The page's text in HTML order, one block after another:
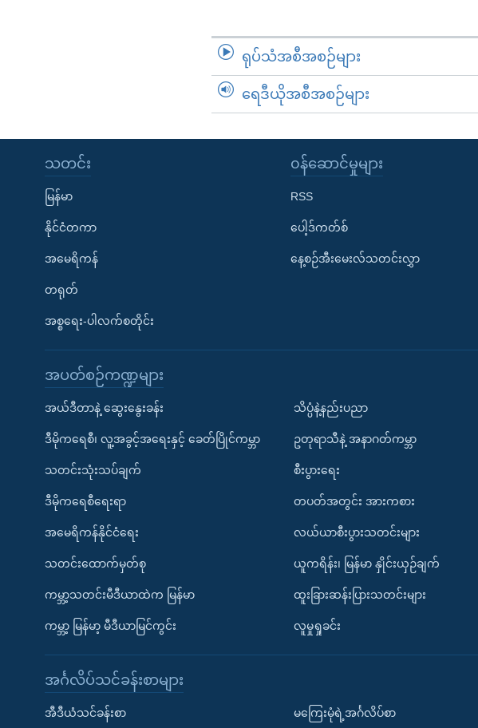
ရုပ်သံအစီအစဉ်များ
ရေဒီယိုအစီအစဉ်များ
သတင်း
မြန်မာ
နိုင်ငံတကာ
အမေရိကန်
တရုတ်
အစ္စရေး-ပါလက်စတိုင်း
၀န်ဆောင်မှုများ
RSS
ပေါ့ဒ်ကတ်စ်
နေ့စဉ်အီးမေးလ်သတင်းလွှာ
အပတ်စဉ်ကဏ္ဍများ
အယ်ဒီတာနဲ့ ဆွေးနွေးခန်း
ဒီမိုကရေစီ၊ လူ့အခွင့်အရေးနှင့် ခေတ်ပြိုင်ကမ္ဘာ
သတင်းသုံးသပ်ချက်
ဒီမိုကရေစီရေးရာ
အမေရိကန်နိုင်ငံရေး
သတင်းထောက်မှတ်စု
ကမ္ဘာ့သတင်းမီဒီယာထဲက မြန်မာ
ကမ္ဘာ့ မြန်မာ့ မီဒီယာမြင်ကွင်း
သိပ္ပံနဲ့နည်းပညာ
ဥတုရာသီနဲ့ အနာဂတ်ကမ္ဘာ
စီးပွားရေး
တပတ်အတွင်း အားကစား
လယ်ယာစီးပွားသတင်းများ
ယူကရိန်း၊ မြန်မာ နှိုင်းယှဉ်ချက်
ထူးခြားဆန်းပြားသတင်းများ
လူမှုရှုခင်း
အင်္ဂလိပ်သင်ခန်းစာများ
အီဒီယံသင်ခန်းစာ မကြေးမုံရဲ့အင်္ဂလိပ်စာ